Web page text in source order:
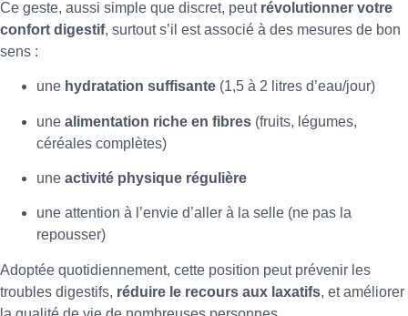
Ce geste, aussi simple que discret, peut révolutionner votre
confort digestif, surtout s’il est associé à des mesures de bon
sens :
une hydratation suffisante (1,5 à 2 litres d’eau/jour)
une alimentation riche en fibres (fruits, légumes,
céréales complètes)
une activité physique régulière
une attention à l’envie d’aller à la selle (ne pas la
repousser)
Adoptée quotidiennement, cette position peut prévenir les
troubles digestifs, réduire le recours aux laxatifs, et améliorer